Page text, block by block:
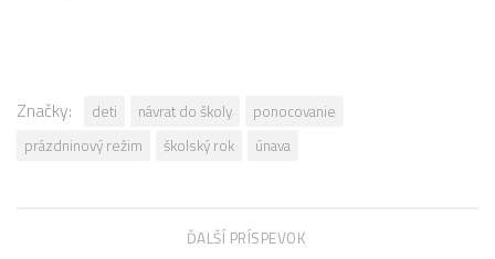
Značky: deti návrat do školy
ponocovanie
prázdninový režim
školský rok únava
ĎALŠÍ PRÍSPEVOK